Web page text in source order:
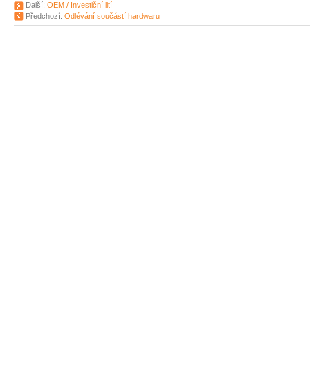
Další: OEM / Investiční lití
Předchozí: Odlévání součástí hardwaru